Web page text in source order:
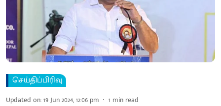
செய்திப்பிரிவு
Updated on:19 Jun 2024, 12:06 pm 1 min read